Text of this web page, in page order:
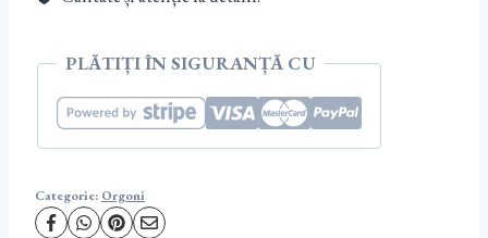
Pirita
PLĂTIȚI ÎN SIGURANȚĂ CU
Categorie: Orgoni